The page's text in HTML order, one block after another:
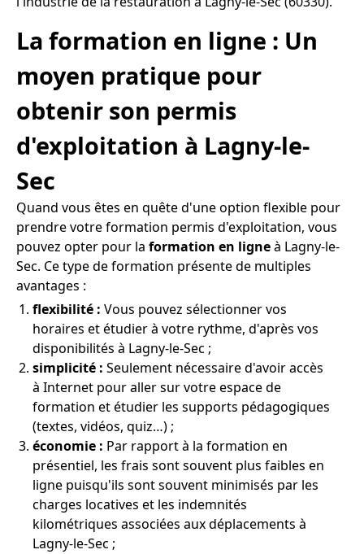
La formation en ligne : Un
moyen pratique pour
obtenir son permis
d'exploitation à Lagny-le-
Sec
Quand vous êtes en quête d'une option flexible pour
prendre votre formation permis d'exploitation, vous
pouvez opter pour la formation en ligneà Lagny-le-
Sec. Ce type de formation présente de multiples
avantages :
flexibilité : Vous pouvez sélectionner vos
horaires et étudier à votre rythme, d'après vos
disponibilités à Lagny-le-Sec ;
simplicité : Seulement nécessaire d'avoir accès
à Internet pour aller sur votre espace de
formation et étudier les supports pédagogiques
(textes, vidéos, quiz…) ;
économie : Par rapport à la formation en
présentiel, les frais sont souvent plus faibles en
ligne puisqu'ils sont souvent minimisés par les
charges locatives et les indemnités
kilométriques associées aux déplacements à
Lagny-le-Sec ;